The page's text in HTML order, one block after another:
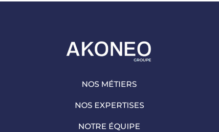
NOS MÉTIERS
NOS EXPERTISES
NOTRE ÉQUIPE